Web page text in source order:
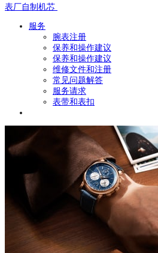
表厂自制机芯
服务
腕表注册
保养和操作建议
保养和操作建议
维修文件和注册
常见问题解答
服务请求
表带和表扣